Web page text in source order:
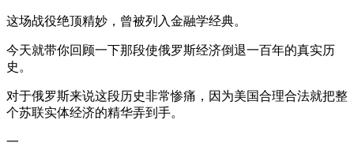
这场战役绝顶精妙，曾被列入金融学经典。
今天就带你回顾一下那段使俄罗斯经济倒退一百年的真实历
史。
对于俄罗斯来说这段历史非常惨痛，因为美国合理合法就把整
个苏联实体经济的精华弄到手。
一